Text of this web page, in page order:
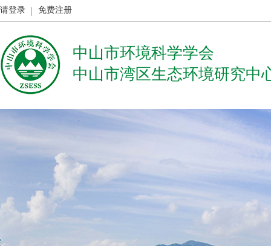
请登录 免费注册
中山市环境科学学会
中山市湾区生态环境研究中